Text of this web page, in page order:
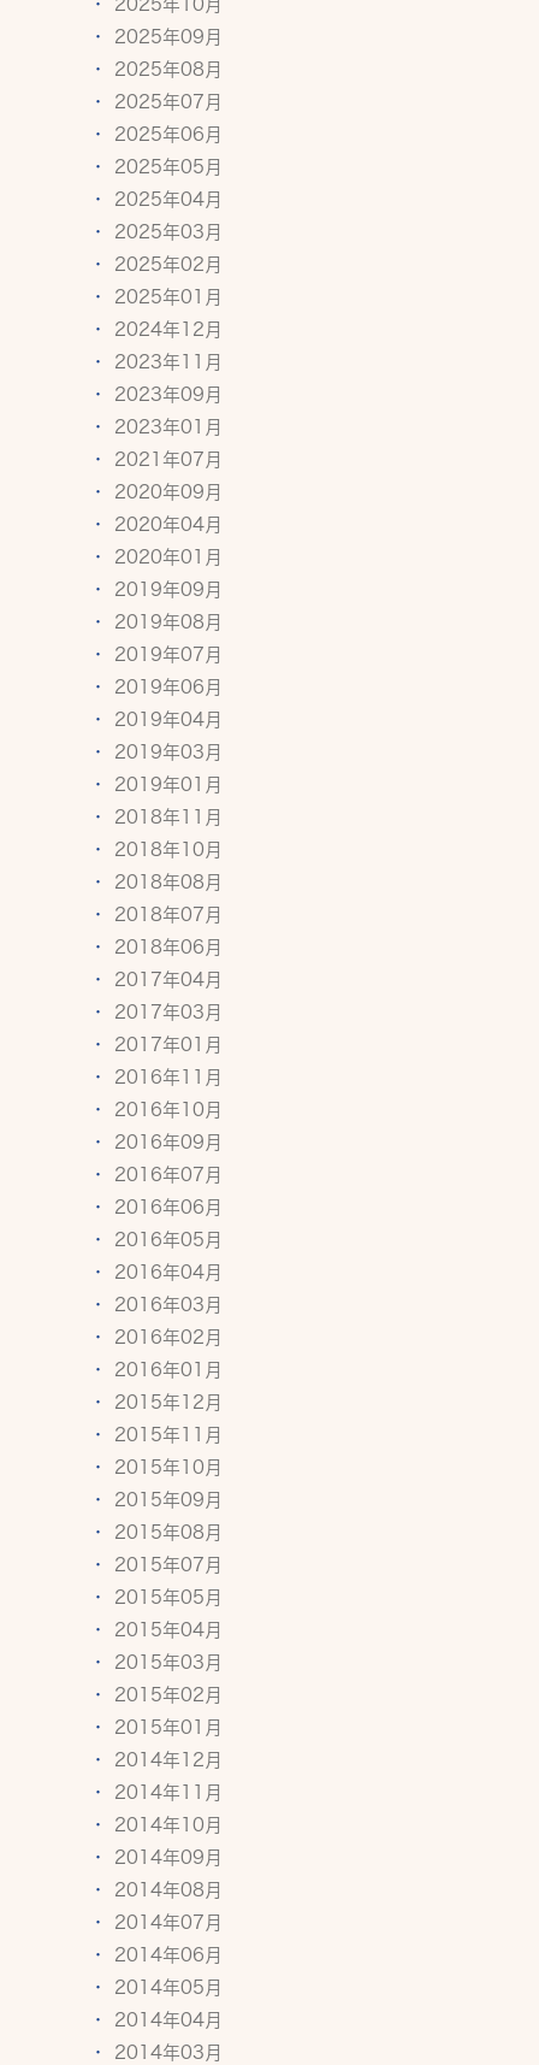
2025年10月
2025年09月
2025年08月
2025年07月
2025年06月
2025年05月
2025年04月
2025年03月
2025年02月
2025年01月
2024年12月
2023年11月
2023年09月
2023年01月
2021年07月
2020年09月
2020年04月
2020年01月
2019年09月
2019年08月
2019年07月
2019年06月
2019年04月
2019年03月
2019年01月
2018年11月
2018年10月
2018年08月
2018年07月
2018年06月
2017年04月
2017年03月
2017年01月
2016年11月
2016年10月
2016年09月
2016年07月
2016年06月
2016年05月
2016年04月
2016年03月
2016年02月
2016年01月
2015年12月
2015年11月
2015年10月
2015年09月
2015年08月
2015年07月
2015年05月
2015年04月
2015年03月
2015年02月
2015年01月
2014年12月
2014年11月
2014年10月
2014年09月
2014年08月
2014年07月
2014年06月
2014年05月
2014年04月
2014年03月